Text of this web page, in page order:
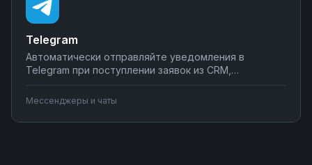
Telegram
Автоматически отправляйте уведомления в
Telegram при поступлении заявок из CRM,
запросов, синхронизируйте сообщения с системами
учета. Подключите мессенджер к вашим бизнес-
процессам через Nodul без программирования за
Мессенджеры и чаты